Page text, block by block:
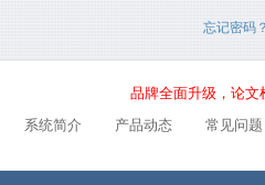
忘记密码？
品牌全面升级，论文
系统简介 产品动态 常见问题